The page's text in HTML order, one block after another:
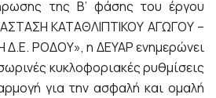
της Β’ φάσης του έργου
ΚΑΤΑΘΛΙΠΤΙΚΟΥ ΑΓΩΓΟΥ –
ΡΟΔΟΥ», η ΔΕΥΑΡ ενημερώνει
κυκλοφοριακές ρυθμίσεις
για την ασφαλή και ομαλή